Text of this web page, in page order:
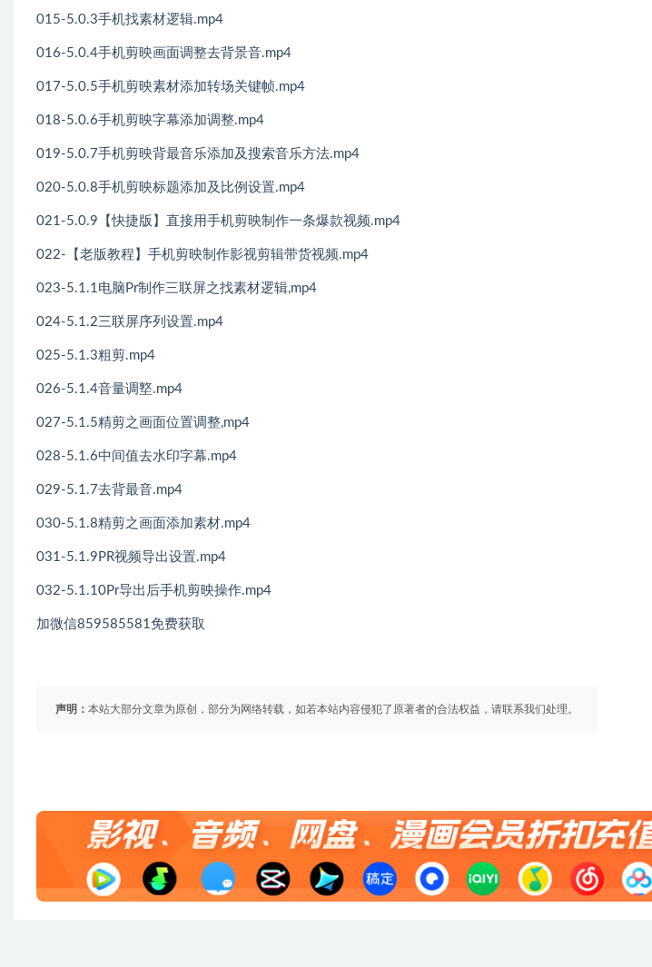
015-5.0.3手机找素材逻辑.mp4
016-5.0.4手机剪映画面调整去背景音.mp4
017-5.0.5手机剪映素材添加转场关键帧.mp4
018-5.0.6手机剪映字幕添加调整.mp4
019-5.0.7手机剪映背最音乐添加及搜索音乐方法.mp4
020-5.0.8手机剪映标题添加及比例设置.mp4
021-5.0.9【快捷版】直接用手机剪映制作一条爆款视频.mp4
022-【老版教程】手机剪映制作影视剪辑带货视频.mp4
023-5.1.1电脑Pr制作三联屏之找素材逻辑,mp4
024-5.1.2三联屏序列设置.mp4
025-5.1.3粗剪.mp4
026-5.1.4音量调墪.mp4
027-5.1.5精剪之画面位置调整,mp4
028-5.1.6中间值去水印字幕.mp4
029-5.1.7去背最音.mp4
030-5.1.8精剪之画面添加素材.mp4
031-5.1.9PR视频导出设置.mp4
032-5.1.10Pr导出后手机剪映操作.mp4
加微信859585581免费获取
声明： 本站大部分文章为原创，部分为网络转载，如若本站内容侵犯了原著者的合法权益，请联系我们处理。